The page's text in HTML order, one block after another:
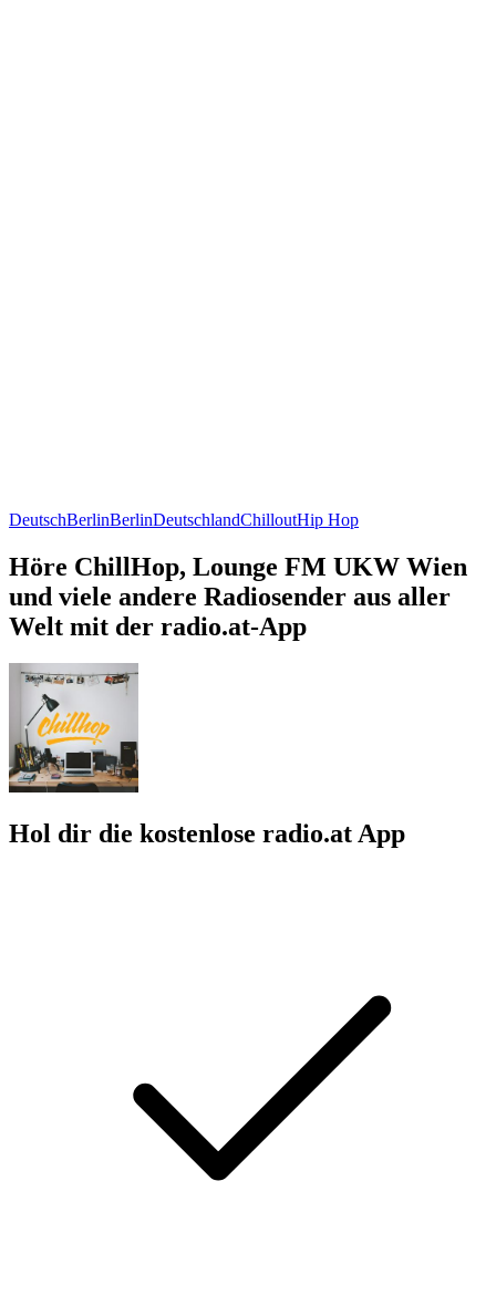
DeutschBerlinBerlinDeutschlandChilloutHip Hop
Höre ChillHop, Lounge FM UKW Wien
und viele andere Radiosender aus aller
Welt mit der radio.at-App
Hol dir die kostenlose radio.at App